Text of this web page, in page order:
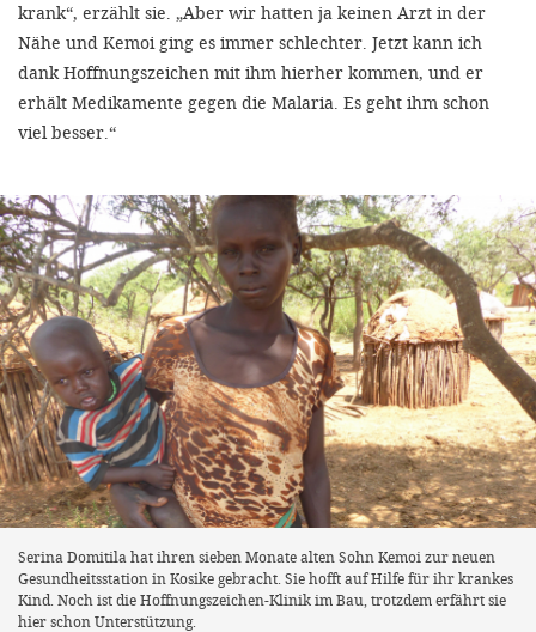
krank“, erzählt sie. „Aber wir hatten ja keinen Arzt in der
Nähe und Kemoi ging es immer schlechter. Jetzt kann ich
dank Hoffnungszeichen mit ihm hierher kommen, und er
erhält Medikamente gegen die Malaria. Es geht ihm schon
viel besser.“
Serina Domitila hat ihren sieben Monate alten Sohn Kemoi zur neuen
Gesundheitsstation in Kosike gebracht. Sie hofft auf Hilfe für ihr krankes
Kind. Noch ist die Hoffnungszeichen-Klinik im Bau, trotzdem erfährt sie
hier schon Unterstützung.